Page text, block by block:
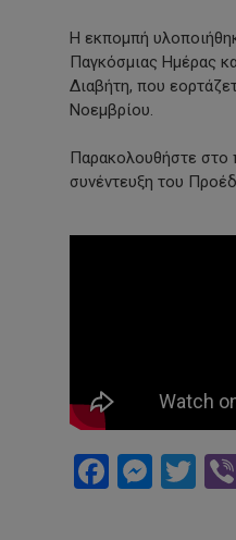
Η εκπομπή
Παγκόσμιας Ημέρας
Διαβήτη, που
Νοεμβρίου.
Παρακολουθήστε στο
συνέντευξη του